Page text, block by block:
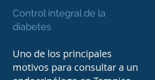
requieren estudios
específicos y tratamiento
La osteoporosis y otros
Control integral de la
diabetes
Uno de los principales
motivos para consultar a un